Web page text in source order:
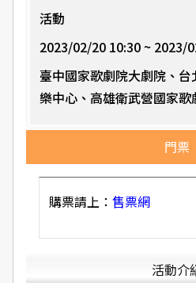
活動
2023/02/20 10:30 ~ 2023/
臺中國家歌劇院大劇院、台
樂中心、高雄衛武營國家歌
門票
購票請上： 售票網
活動介